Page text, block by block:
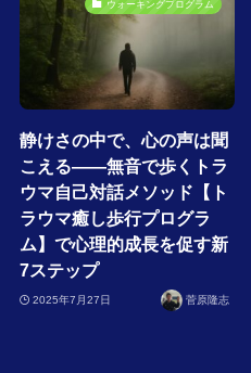
ウォーキングプログラム
静けさの中で、心の声は聞
こえる――無音で歩くトラ
ウマ自己対話メソッド【ト
ラウマ癒し歩行プログラ
ム】で心理的成長を促す新
7ステップ
2025年7月27日 菅原隆志